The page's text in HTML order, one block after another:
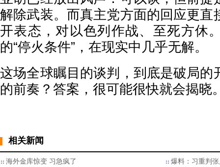
解除武装。而真主党方面的回应更直
开表态，对以色列作战、至死方休
的“停火条件”，在现实中几乎无解。
这场全球瞩目的谈判，到底是破局的
的前奏？答案，很可能很快就会揭晓
相关新闻
海外金库惊变 习急疯了 爆料：习重判